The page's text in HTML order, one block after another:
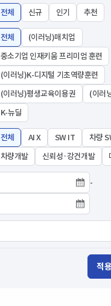
전체 신규 인기 추천
전체
(이러닝)매치업
중소기업 인재키움 프리미엄 훈련
(이러닝)K-디지털 기초역량훈련
(이러닝)평생교육이용권
(이러
K-뉴딜
전체 AI X SW IT 차량
차량개발
신뢰성·강건개발
-
적